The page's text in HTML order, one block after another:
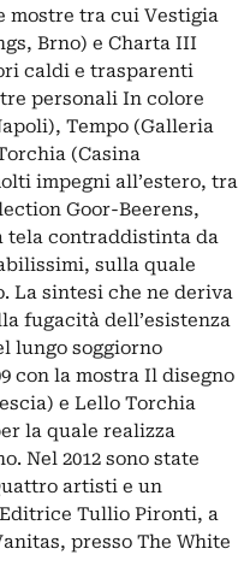
mostre tra cui Vestigia
Brno) e Charta III
caldi e trasparenti
personali In colore
Tempo (Galleria
(Casina
impegni all’estero, tra
Goor-Beerens,
tela contraddistinta da
sulla quale
La sintesi che ne deriva
fugacità dell’esistenza
lungo soggiorno
con la mostra Il disegno
e Lello Torchia
la quale realizza
Nel 2012 sono state
artisti e un
Tullio Pironti, a
presso The White